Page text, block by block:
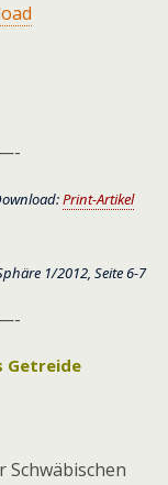
Print-Artikel
1/2012, Seite 6-7
Getreide